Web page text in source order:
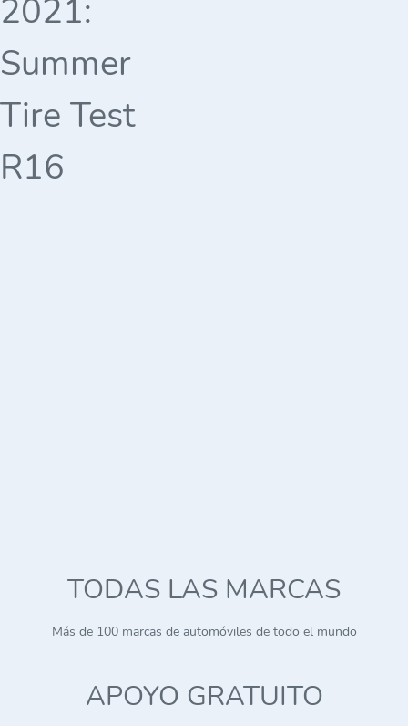
2021:
Summer
Tire Test
R16
TODAS LAS MARCAS
Más de 100 marcas de automóviles de todo el mundo
APOYO GRATUITO